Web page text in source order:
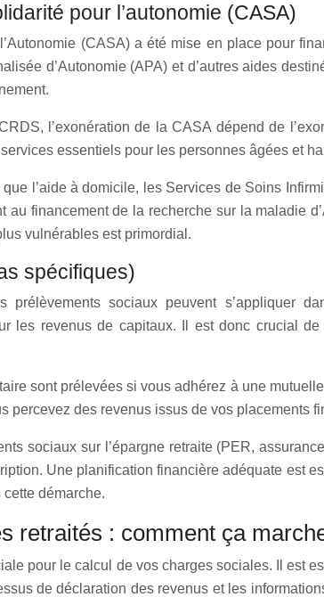
pour l’autonomie (CASA)
(CASA) a été mise en place pour
d’Autonomie (APA) et d’autres aides
l’exonération de la CASA dépend de
essentiels pour les personnes âgées et
l’aide à domicile, les Services de Soins
financement de la recherche sur la maladie
vulnérables est primordial.
spécifiques)
sociaux peuvent s’appliquer
les revenus de capitaux. Il est donc crucial
sont prélevées si vous adhérez à une
percevez des revenus issus de vos placements
sociaux sur l’épargne retraite (PER,
Une planification financière adéquate est
démarche.
retraités : comment ça
pour le calcul de vos charges sociales. Il est
de déclaration des revenus et les